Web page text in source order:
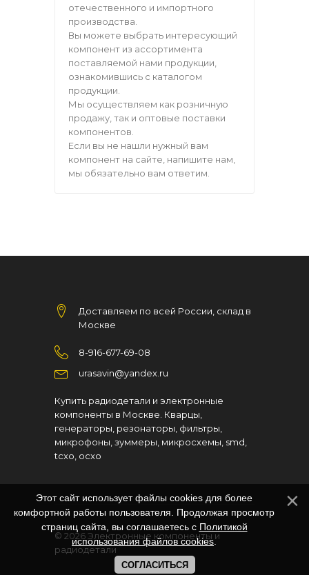
отечественного и импортного
производства.
Вы можете выбрать интересующий
компонент из ассортимента
поставляемой нами продукции,
ознакомившись с каталогом
продукции.
Мы осуществляем как розничную
продажу, так и оптовые поставки
компонентов.
Если вы не нашли нужный вам
компонент на сайте, напишите нам,
мы обязательно вам ответим.
Доставляем по всей России, склад в
Москве
8-916-677-69-08
urasavin@yandex.ru
Купить радиодетали и электронные
компоненты в Москве. Кварцы,
генераторы, резонаторы, фильтры,
микрофоны, зуммеры, микросхемы, smd,
tcxo, ocxo
© 2026Электронные компоненты и
радиодетали
Этот сайт использует файлы cookies для более
комфортной работы пользователя. Продолжая просмотр
страниц сайта, вы соглашаетесь с Политикой
использования файлов cookies.
СОГЛАСИТЬСЯ